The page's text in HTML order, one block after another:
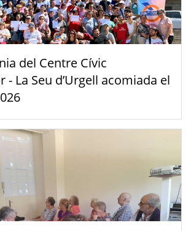
del Centre Cívic
- La Seu d’Urgell acomiada el